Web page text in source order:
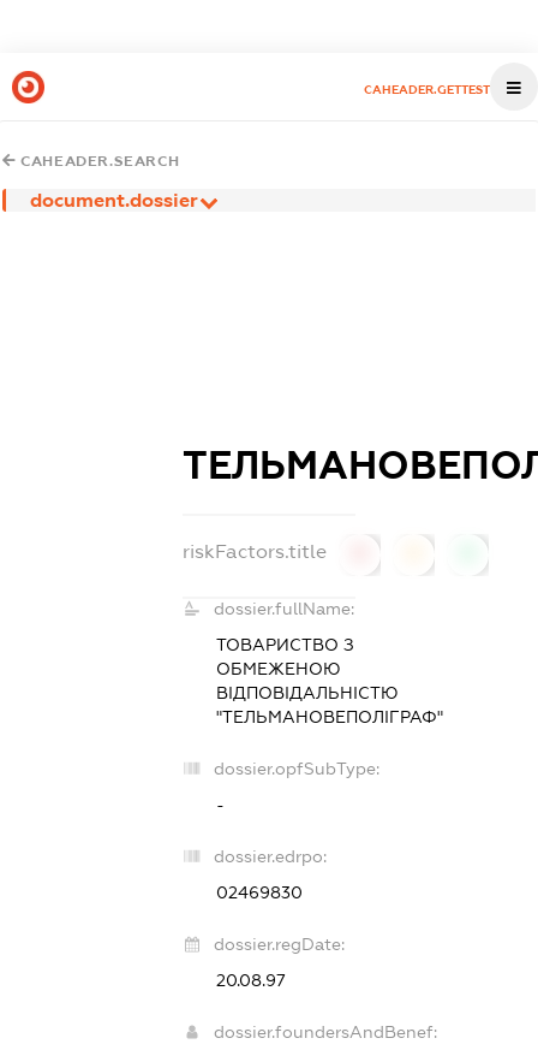
CAHEADER.GETTEST
CAHEADER.SEARCH
document.dossier
riskFactors.title
dossier.fullName:
ТОВАРИСТВО З
ОБМЕЖЕНОЮ
ВІДПОВІДАЛЬНІСТЮ
"ТЕЛЬМАНОВЕПОЛІГРАФ"
dossier.opfSubType:
-
dossier.edrpo:
02469830
dossier.regDate:
20.08.97
dossier.foundersAndBenef: